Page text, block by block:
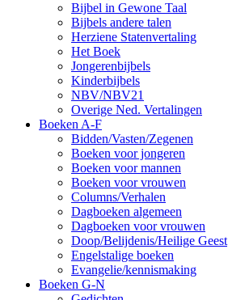
Bijbel in Gewone Taal
Bijbels andere talen
Herziene Statenvertaling
Het Boek
Jongerenbijbels
Kinderbijbels
NBV/NBV21
Overige Ned. Vertalingen
Boeken A-F
Bidden/Vasten/Zegenen
Boeken voor jongeren
Boeken voor mannen
Boeken voor vrouwen
Columns/Verhalen
Dagboeken algemeen
Dagboeken voor vrouwen
Doop/Belijdenis/Heilige Geest
Engelstalige boeken
Evangelie/kennismaking
Boeken G-N